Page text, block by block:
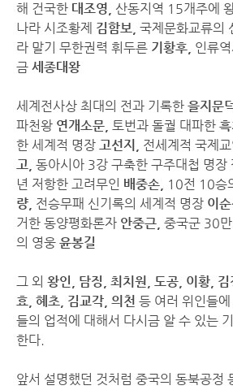
해 건국한 대조영, 산동지역 15개주에
나라 시조황제 김함보, 국제문화교류의
라 말기 무한권력 휘두른 기황후, 인류
금 세종대왕
세계전사상 최대의 전과 기록한 을지문
파천왕 연개소문, 토번과 돌궐 대파한 흑
한 세계적 명장 고선지, 전세계적 국제
고, 동아시아 3강 구축한 구주대첩 명장
년 저항한 고려무인 배중손, 10전 10승
량, 전승무패 신기록의 세계적 명장 이순
거한 동양평화론자 안중근, 중국군 30
의 영웅 윤봉길
그 외 왕인, 담징, 최치원, 도공, 이황,
효, 혜초, 김교각, 의천 등 여러 위인들
들의 업적에 대해서 다시금 알 수 있는
한다.
앞서 설명했던 것처럼 중국의 동북공정